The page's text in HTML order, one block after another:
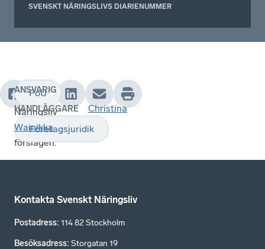
SVENSKT NÄRINGSLIVS DIARIENUMMER
Svenskt
Näringsliv
tillstyrker
förslagen.
FoU
Företagsjuridik
ANSVARIG
HANDLÄGGARE
Christina
Wainikka
Kontakta Svenskt Näringsliv
Postadress: 114 82 Stockholm
Besöksadress: Storgatan 19